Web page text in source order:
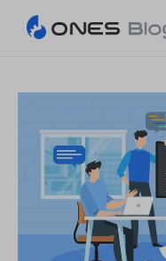
ONES Project
ONES Wiki